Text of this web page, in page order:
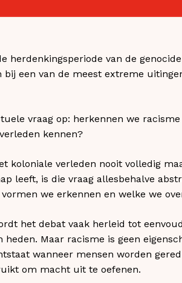
van de genocide
een van de meest extreme
vraag op: herkennen we
kennen?
koloniale verleden nooit volledig
leeft, is die vraag allesbehalve
we erkennen en welke we
het debat vaak herleid tot
Maar racisme is geen
wanneer mensen worden
om macht uit te oefenen.